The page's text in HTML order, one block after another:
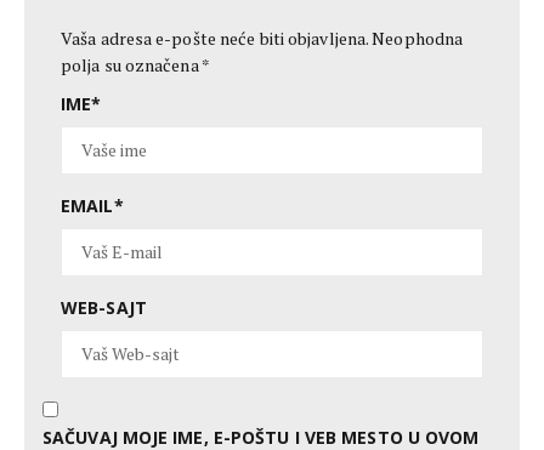
Vaša adresa e-pošte neće biti objavljena.Neophodna
polja su označena*
IME*
EMAIL*
WEB-SAJT
SAČUVAJ MOJE IME, E-POŠTU I VEB MESTO U OVOM